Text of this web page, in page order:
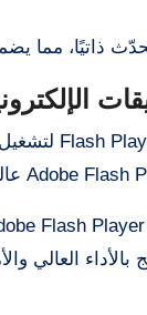
مُحدّث ذاتيًا،
بالأداء